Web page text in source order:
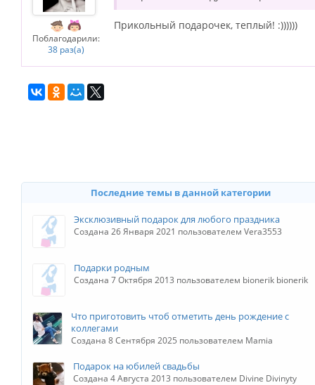
Поблагодарили:
38 раз(а)
Прикольный подарочек, теплый! :))))))
Последние темы в данной категории
Эксклюзивный подарок для любого праздника
Создана 26 Января 2021 пользователем Vera3553
Подарки родным
Создана 7 Октября 2013 пользователем bionerik bionerik
Что приготовить чтоб отметить день рождение с
коллегами
Создана 8 Сентября 2025 пользователем Mamia
Подарок на юбилей свадьбы
Создана 4 Августа 2013 пользователем Divine Divinyty